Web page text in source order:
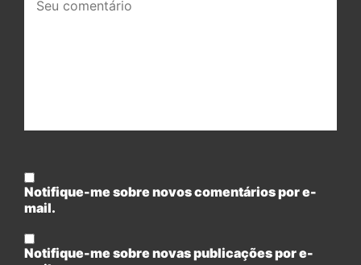
comentário:
Notifique-me sobre novos comentários por e-
mail.
Notifique-me sobre novas publicações por e-